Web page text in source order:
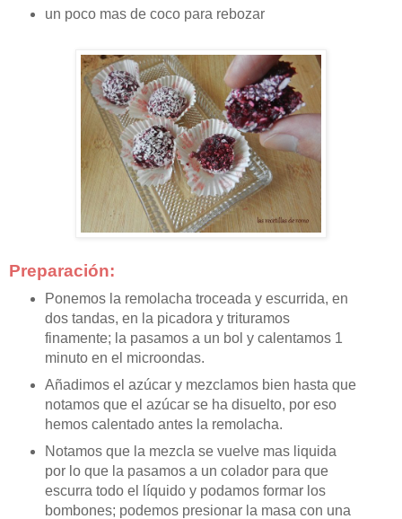
un poco mas de coco para rebozar
Preparación:
Ponemos la remolacha troceada y escurrida, en
dos tandas, en la picadora y trituramos
finamente; la pasamos a un bol y calentamos 1
minuto en el microondas.
Añadimos el azúcar y mezclamos bien hasta que
notamos que el azúcar se ha disuelto, por eso
hemos calentado antes la remolacha.
Notamos que la mezcla se vuelve mas liquida
por lo que la pasamos a un colador para que
escurra todo el líquido y podamos formar los
bombones; podemos presionar la masa con una